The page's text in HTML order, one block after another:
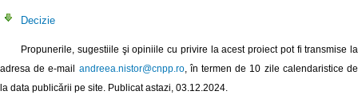
Decizie
Propunerile, sugestiile şi opiniile cu privire la acest proiect pot fi transmise la
adresa de e-mail andreea.nistor@cnpp.ro, în termen de 10 zile calendaristice de
la data publicării pe site. Publicat astazi, 03.12.2024.